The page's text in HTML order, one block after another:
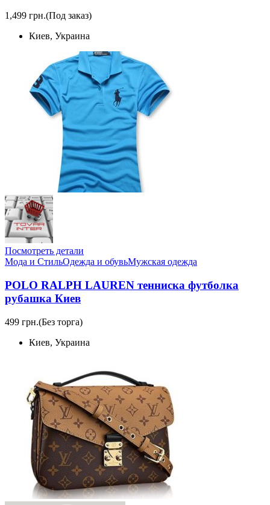
1,499 грн.(Под заказ)
Киев, Украина
Посмотреть детали
Мода и СтильОдежда и обувьМужская одежда
POLO RALPH LAUREN тенниска футболка
рубашка Киев
499 грн.(Без торга)
Киев, Украина